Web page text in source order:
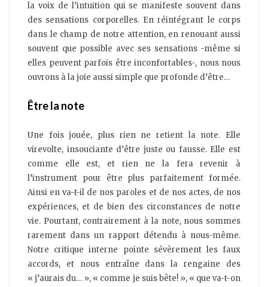
la voix de l’intuition qui se manifeste souvent dans
des sensations corporelles. En réintégrant le corps
dans le champ de notre attention, en renouant aussi
souvent que possible avec ses sensations -même si
elles peuvent parfois être inconfortables-, nous nous
ouvrons à la joie aussi simple que profonde d’être…
Être la note
Une fois jouée, plus rien ne retient la note. Elle
virevolte, insouciante d’être juste ou fausse. Elle est
comme elle est, et rien ne la fera revenir à
l’instrument pour être plus parfaitement formée.
Ainsi en va-t-il de nos paroles et de nos actes, de nos
expériences, et de bien des circonstances de notre
vie. Pourtant, contrairement à la note, nous sommes
rarement dans un rapport détendu à nous-même.
Notre critique interne pointe sévèrement les faux
accords, et nous entraîne dans la rengaine des
« j’aurais du… », « comme je suis bête! », « que va-t-on